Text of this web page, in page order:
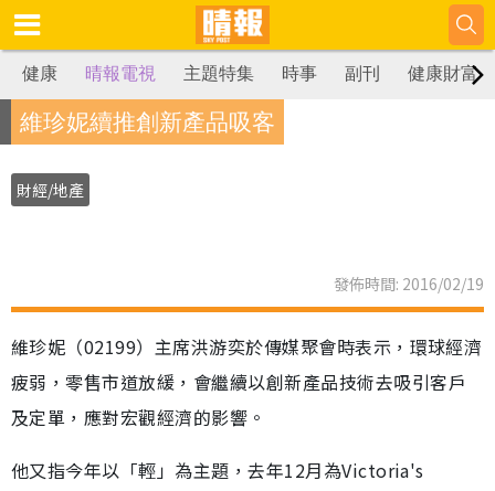
健康 晴報電視 主題特集 時事 副刊 健康財富
維珍妮續推創新產品吸客
財經/地產
發佈時間: 2016/02/19
維珍妮（02199）主席洪游奕於傳媒聚會時表示，環球經濟
疲弱，零售市道放緩，會繼續以創新產品技術去吸引客戶
及定單，應對宏觀經濟的影響。
他又指今年以「輕」為主題，去年12月為Victoria's